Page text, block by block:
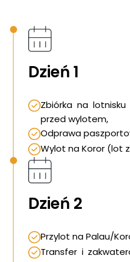
Dzień 1
Zbiórka na
przed wylotem,
Odprawa
Wylot na Koror (lot
Dzień 2
Przylot na Palau/
Transfer i